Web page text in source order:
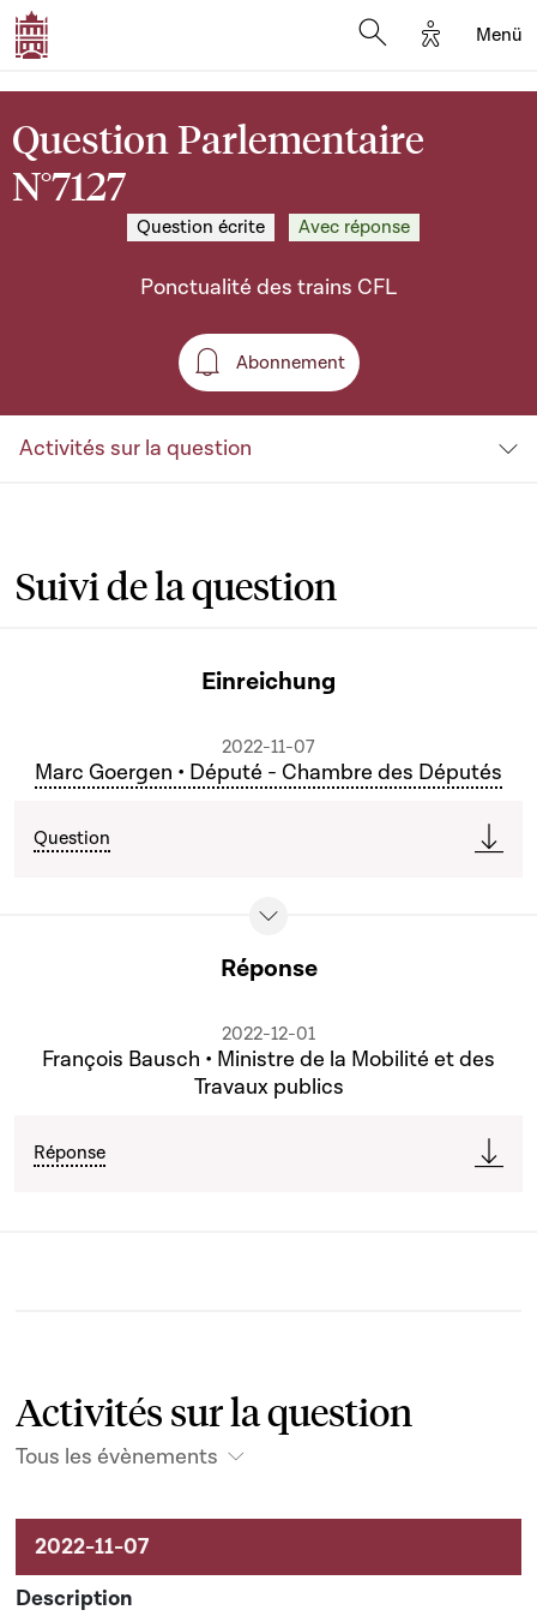
Options
Menü
Question Parlementaire
N°7127
Question écrite Avec réponse
Ponctualité des trains CFL
Abonnement
Abonnement
Activités sur la question
Suivi de la question
Einreichung
2022-11-07
Marc Goergen • Député - Chambre des Députés
Question
Réponse
2022-12-01
François Bausch • Ministre de la Mobilité et des
Travaux publics
Réponse
Activités sur la question
Tous les évènements
Activités sur le dossier